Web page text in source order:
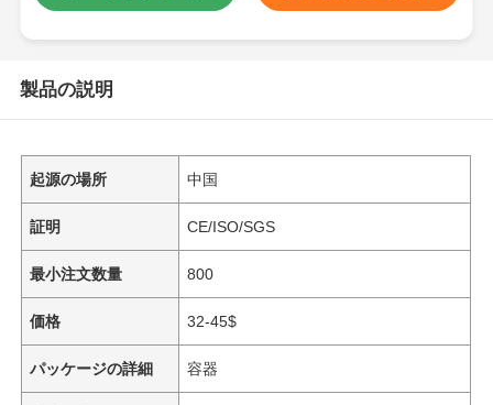
製品の説明
起源の場所 中国
証明 CE/ISO/SGS
最小注文数量 800
価格 32-45$
パッケージの詳細 容器